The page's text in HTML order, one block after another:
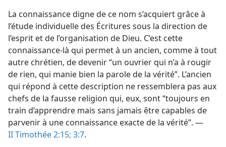
La connaissance digne de ce nom s’acquiert grâce à
l’étude individuelle des Écritures sous la direction de
l’esprit et de l’organisation de Dieu. C’est cette
connaissance-​là qui permet à un ancien, comme à tout
autre chrétien, de devenir “un ouvrier qui n’a à rougir
de rien, qui manie bien la parole de la vérité”. L’ancien
qui répond à cette description ne ressemblera pas aux
chefs de la fausse religion qui, eux, sont “toujours en
train d’apprendre mais sans jamais être capables de
parvenir à une connaissance exacte de la vérité”. —
II Timothée 2:15; 3:7.